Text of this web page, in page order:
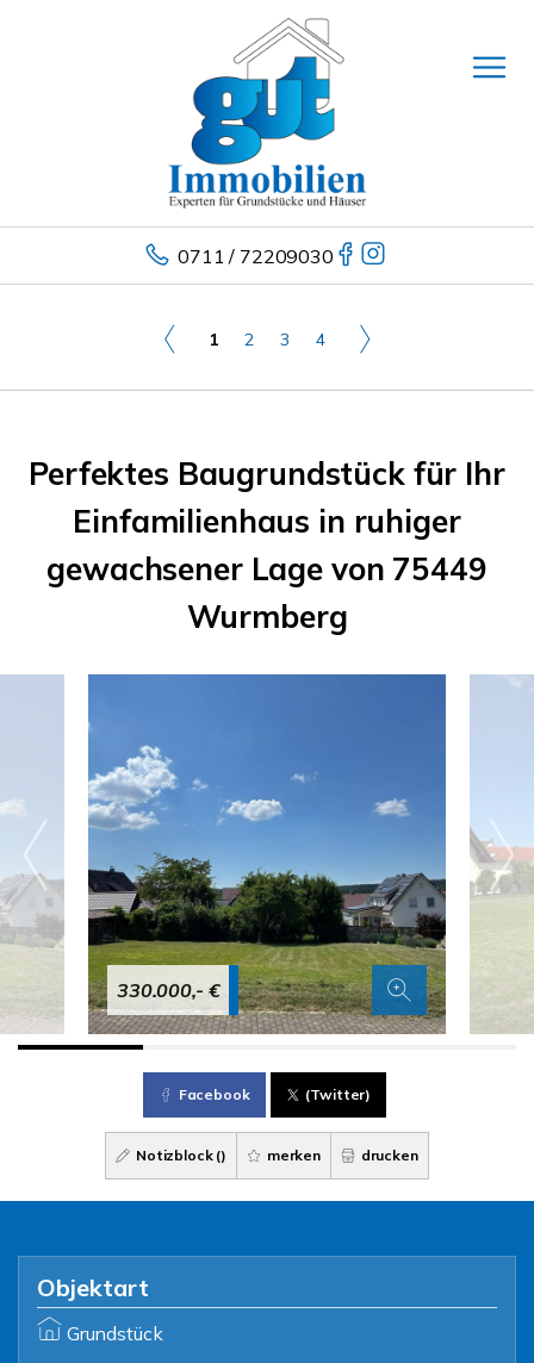
0711 / 72209030
1 2 3 4
Perfektes Baugrundstück für Ihr
Einfamilienhaus in ruhiger
gewachsener Lage von 75449
Wurmberg
330.000,- €
Facebook (Twitter)
Notizblock () merken drucken
Objektart
Grundstück